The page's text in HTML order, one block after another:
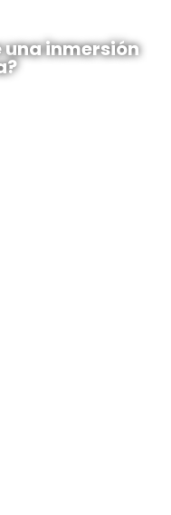
una inmersión